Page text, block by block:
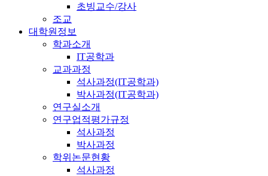
초빙교수/강사
조교
대학원정보
학과소개
IT공학과
교과과정
석사과정(IT공학과)
박사과정(IT공학과)
연구실소개
연구업적평가규정
석사과정
박사과정
학위논문현황
석사과정